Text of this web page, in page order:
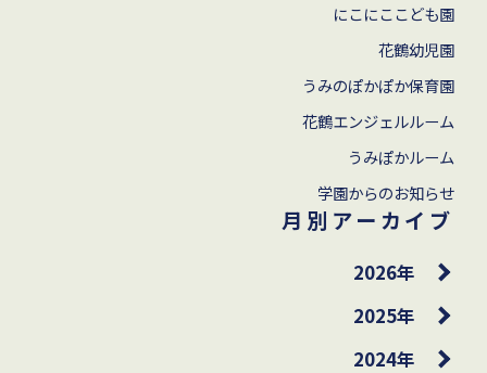
にこにここども園
花鶴幼児園
うみのぽかぽか保育園
花鶴エンジェルルーム
うみぽかルーム
学園からのお知らせ
月別アーカイブ
2026年
2025年
2024年